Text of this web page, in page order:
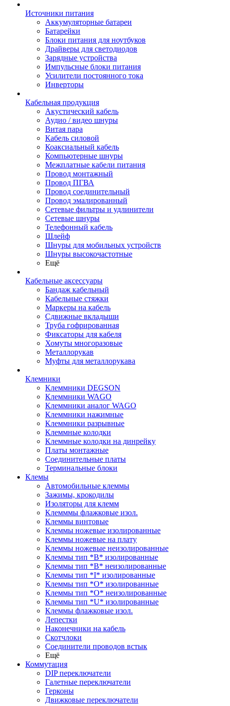
Источники питания
Аккумуляторные батареи
Батарейки
Блоки питания для ноутбуков
Драйверы для светодиодов
Зарядные устройства
Импульсные блоки питания
Усилители постоянного тока
Инверторы
Кабельная продукция
Акустический кабель
Аудио / видео шнуры
Витая пара
Кабель силовой
Коаксиальный кабель
Компьютерные шнуры
Межплатные кабели питания
Провод монтажный
Провод ПГВА
Провод соединительный
Провод эмалированный
Сетевые фильтры и удлинители
Сетевые шнуры
Телефонный кабель
Шлейф
Шнуры для мобильных устройств
Шнуры высокочастотные
Ещё
Кабельные аксессуары
Бандаж кабельный
Кабельные стяжки
Маркеры на кабель
Сдвижные вкладыши
Труба гофрированная
Фиксаторы для кабеля
Хомуты многоразовые
Металлорукав
Муфты для металлорукава
Клемники
Клеммники DEGSON
Клеммники WAGO
Клеммники аналог WAGO
Клеммники нажимные
Клеммники разрывные
Клеммные колодки
Клеммные колодки на динрейку
Платы монтажные
Соединительные платы
Терминальные блоки
Клемы
Автомобильные клеммы
Зажимы, крокодилы
Изоляторы для клемм
Клемммы флажковые изол.
Клеммы винтовые
Клеммы ножевые изолированные
Клеммы ножевые на плату
Клеммы ножевые неизолированные
Клеммы тип *B* изолированные
Клеммы тип *B* неизолированные
Клеммы тип *I* изолированные
Клеммы тип *O* изолированные
Клеммы тип *O* неизолированные
Клеммы тип *U* изолированные
Клеммы флажковые изол.
Лепестки
Наконечники на кабель
Скотчлоки
Соединители проводов встык
Ещё
Коммутация
DIP переключатели
Галетные переключатели
Герконы
Движковые переключатели